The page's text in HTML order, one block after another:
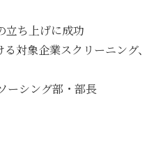
立ち上げに成功
対象企業スクリーニング、
ーシング部・部長